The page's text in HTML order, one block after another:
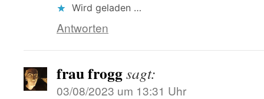
Wird geladen …
Antworten
frau froggsagt:
03/08/2023 um 13:31 Uhr